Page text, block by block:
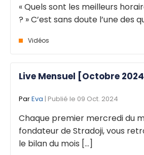
« Quels sont les meilleurs
? » C’est sans doute l’une des
Vidéos
Live Mensuel [Octobre
ParEva | Publié le 09 Oct. 2024
Chaque premier mercredi du
fondateur de Stradoji, vous
le bilan du mois [...]